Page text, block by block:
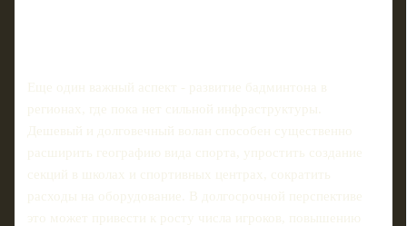
Еще один важный аспект - развитие бадминтона в
регионах, где пока нет сильной инфраструктуры.
Дешевый и долговечный волан способен существенно
расширить географию вида спорта, упростить создание
секций в школах и спортивных центрах, сократить
расходы на оборудование. В долгосрочной перспективе
это может привести к росту числа игроков, повышению